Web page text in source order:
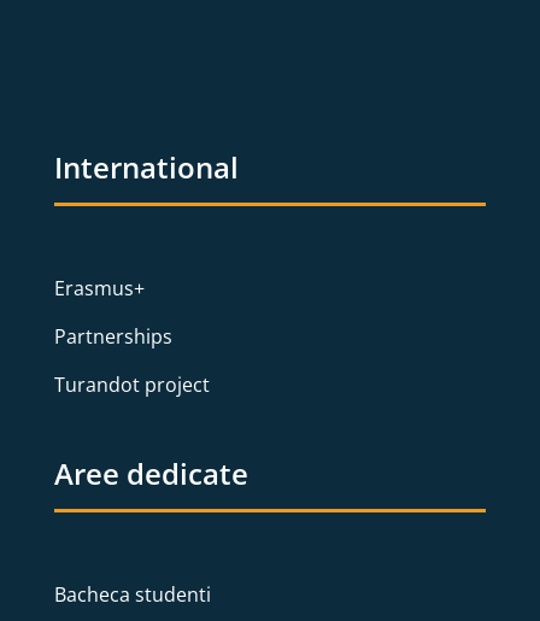
International
Erasmus+
Partnerships
Turandot project
Aree dedicate
Bacheca studenti